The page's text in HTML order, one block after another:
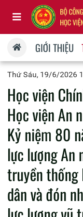
GIỚI THIỆU
Thứ Sáu, 19/6/2026
Học viện
Học viện An
Kỷ niệm 80
lực lượng An
truyền thống
dân và đón